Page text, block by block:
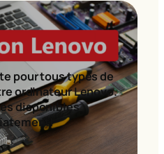
pour tous types de
ordinateur Lenovo.
disponibles